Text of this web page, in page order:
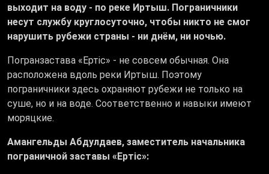
выходит на воду - по реке Иртыш. Пограничники
несут службу круглосуточно, чтобы никто не смог
нарушить рубежи страны - ни днём, ни ночью.
Погранзастава «Ертіс» - не совсем обычная. Она
расположена вдоль реки Иртыш. Поэтому
пограничники здесь охраняют рубежи не только на
суше, но и на воде. Соответственно и навыки имеют
моряцкие.
Амангельды Абдулдаев, заместитель начальника
пограничной заставы «Ертіс»: